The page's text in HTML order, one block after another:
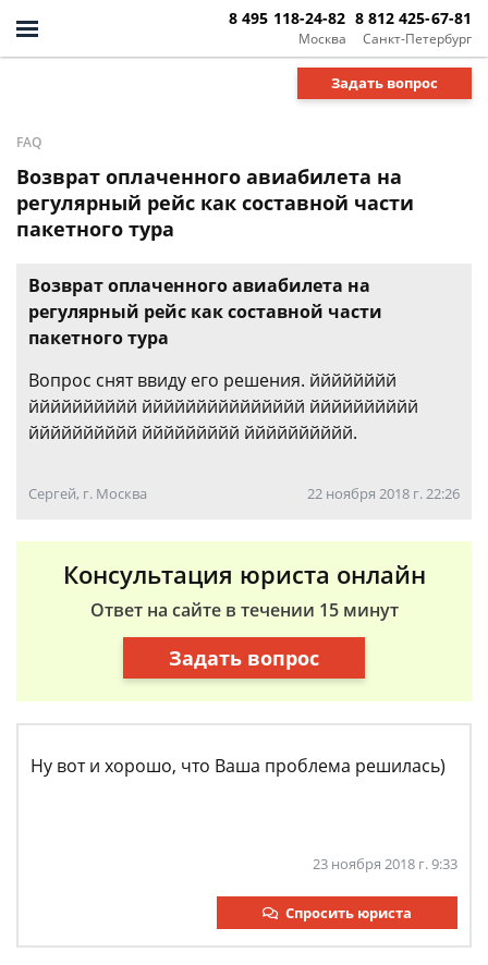
Москва
8 495 118-24-82
Санкт-Петербург
8 812 425-67-81
Задать вопрос
FAQ
Возврат оплаченного авиабилета на
регулярный рейс как составной части
пакетного тура
Возврат оплаченного авиабилета на
регулярный рейс как составной части
пакетного тура
Вопрос снят ввиду его решения. йййййййй
йййййййййй ййййййййййййййй йййййййййй
йййййййййй ййййййййй йййййййййй.
Сергей, г. Москва 22 ноября 2018 г. 22:26
Консультация юриста онлайн
Ответ на сайте в течении 15 минут
Задать вопрос
Ну вот и хорошо, что Ваша проблема решилась)
23 ноября 2018 г. 9:33
Спросить юриста